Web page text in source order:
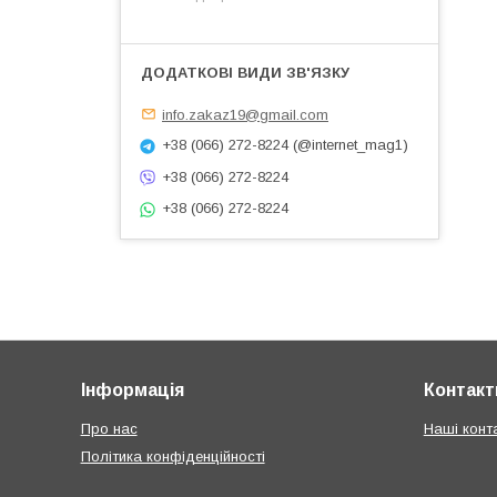
info.zakaz19@gmail.com
+38 (066) 272-8224 (@internet_mag1)
+38 (066) 272-8224
+38 (066) 272-8224
Інформація
Про нас
Політика конфіденційності
Наші